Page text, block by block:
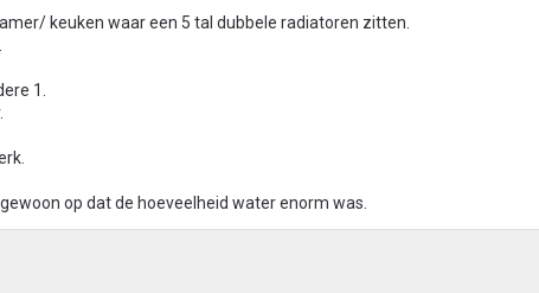
keuken waar een 5 tal dubbele radiatoren zitten.
1.
op dat de hoeveelheid water enorm was.